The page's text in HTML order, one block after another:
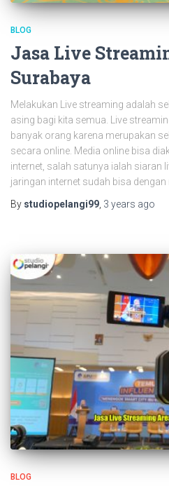
BLOG
Jasa Live
Surabaya
Melakukan Live streaming adalah
asing bagi kita semua. Live
banyak orang karena merupakan
secara online. Media online bisa
internet, salah satunya ialah siaran
jaringan internet sudah bisa
By studiopelangi99, 3 years ago
BLOG